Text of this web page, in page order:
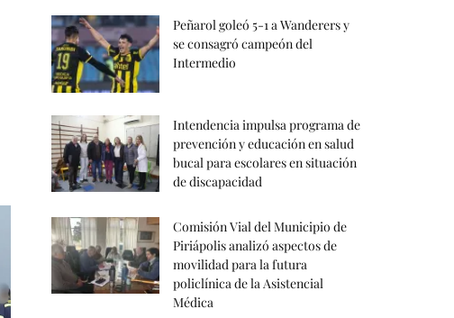
Peñarol goleó 5-1 a Wanderers y
se consagró campeón del
Intermedio
Intendencia impulsa programa de
prevención y educación en salud
bucal para escolares en situación
de discapacidad
Comisión Vial del Municipio de
Piriápolis analizó aspectos de
movilidad para la futura
policlínica de la Asistencial
Médica